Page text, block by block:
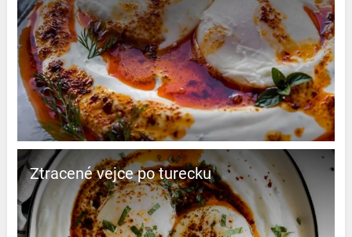
Ztracené vejce po turecku